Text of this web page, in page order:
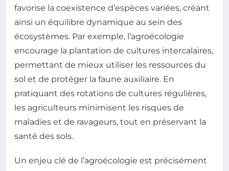
favorise la coexistence d’espèces variées, créant
ainsi un équilibre dynamique au sein des
écosystèmes. Par exemple, l’agroécologie
encourage la plantation de cultures intercalaires,
permettant de mieux utiliser les ressources du
sol et de protéger la faune auxiliaire. En
pratiquant des rotations de cultures régulières,
les agriculteurs minimisent les risques de
maladies et de ravageurs, tout en préservant la
santé des sols.
Un enjeu clé de l’agroécologie est précisément